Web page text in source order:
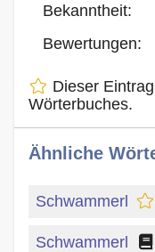
Bekanntheit:
Bewertungen:
Dieser
Wörterbuches.
Ähnliche
Schwammerl
Schwammerl